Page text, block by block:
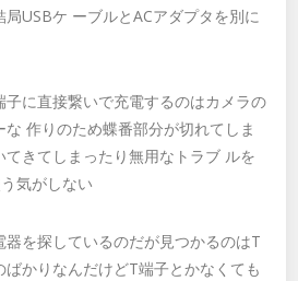
USBケ ーブルとACアダプタを別に
子に直接繋いで充電するのはカメラの
作りのため蝶番部分が切れてしま
てきてしまったり無用なトラブ ルを
気がしない
器を探しているのだが見つかるのはT
かりなんだけどT端子とかなくても